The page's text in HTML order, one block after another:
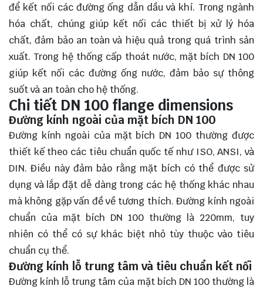
để kết nối các đường ống dẫn dầu và khí. Trong ngành
hóa chất, chúng giúp kết nối các thiết bị xử lý hóa
chất, đảm bảo an toàn và hiệu quả trong quá trình sản
xuất. Trong hệ thống cấp thoát nước, mặt bích DN 100
giúp kết nối các đường ống nước, đảm bảo sự thông
suốt và an toàn cho hệ thống.
Chi tiết DN 100 flange dimensions
Đường kính ngoài của mặt bích DN 100
Đường kính ngoài của mặt bích DN 100 thường được
thiết kế theo các tiêu chuẩn quốc tế như ISO, ANSI, và
DIN. Điều này đảm bảo rằng mặt bích có thể được sử
dụng và lắp đặt dễ dàng trong các hệ thống khác nhau
mà không gặp vấn đề về tương thích. Đường kính ngoài
chuẩn của mặt bích DN 100 thường là 220mm, tuy
nhiên có thể có sự khác biệt nhỏ tùy thuộc vào tiêu
chuẩn cụ thể.
Đường kính lỗ trung tâm và tiêu chuẩn kết nối
Đường kính lỗ trung tâm của mặt bích DN 100 thường là